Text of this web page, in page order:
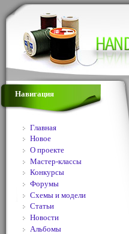
Навигация
Главная
Новое
О проекте
Мастер-классы
Конкурсы
Форумы
Схемы и модели
Статьи
Новости
Альбомы